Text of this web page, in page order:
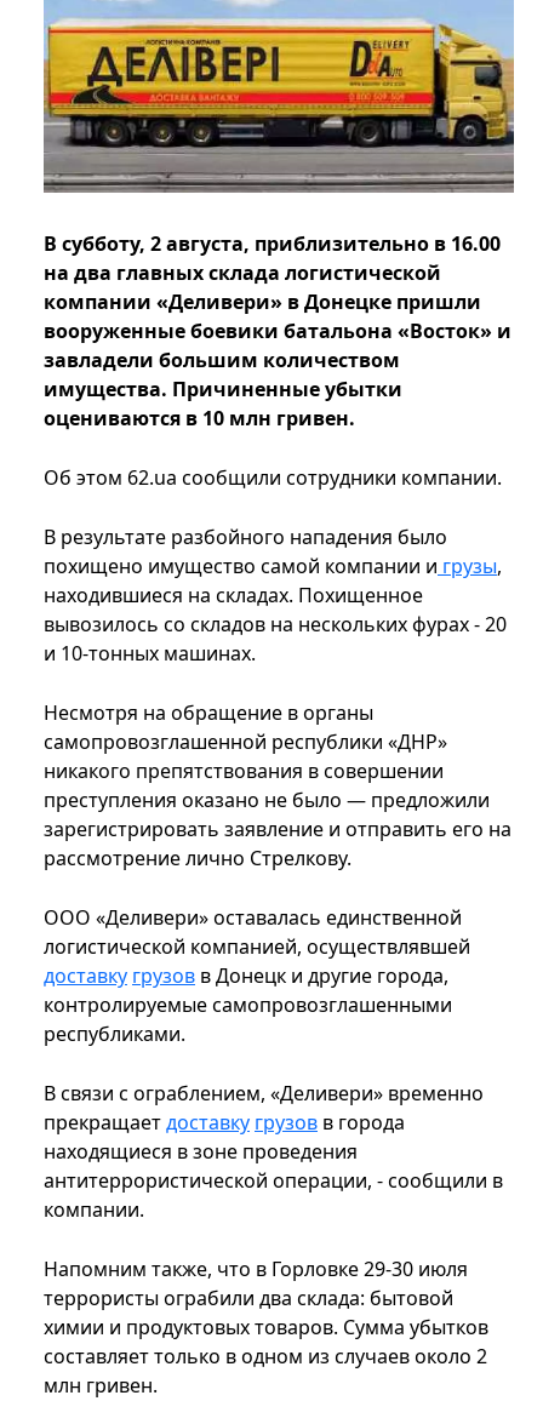
В субботу, 2 августа, приблизительно в 16.00
на два главных склада логистической
компании «Деливери» в Донецке пришли
вооруженные боевики батальона «Восток» и
завладели большим количеством
имущества. Причиненные убытки
оцениваются в 10 млн гривен.
Об этом 62.ua cообщили сотрудники компании.
В результате разбойного нападения было
похищено имущество самой компании и грузы,
находившиеся на складах. Похищенное
вывозилось со складов на нескольких фурах - 20
и 10-тонных машинах.
Несмотря на обращение в органы
самопровозглашенной республики «ДНР»
никакого препятствования в совершении
преступления оказано не было — предложили
зарегистрировать заявление и отправить его на
рассмотрение лично Стрелкову.
ООО «Деливери» оставалась единственной
логистической компанией, осуществлявшей
доставку грузов в Донецк и другие города,
контролируемые самопровозглашенными
республиками.
В связи с ограблением, «Деливери» временно
прекращаетдоставку грузов в города
находящиеся в зоне проведения
антитеррористической операции, - сообщили в
компании.
Напомним также, что в Горловке 29-30 июля
террористы ограбили два склада: бытовой
химии и продуктовых товаров. Сумма убытков
составляет только в одном из случаев около 2
млн гривен.